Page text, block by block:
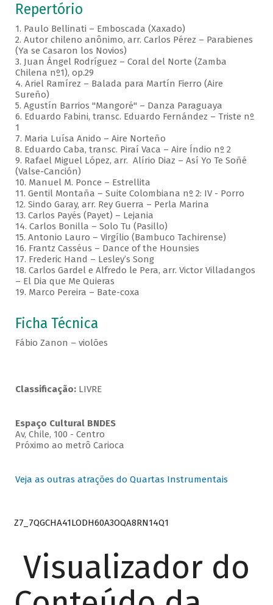
Repertório
1. Paulo Bellinati – Emboscada (Xaxado)
2. Autor chileno anônimo, arr. Carlos Pérez – Parabienes
(Ya se Casaron los Novios)
3. Juan Ángel Rodríguez – Coral del Norte (Zamba
Chilena nº1), op.29
4. Ariel Ramírez – Balada para Martín Fierro (Aire
Sureño)
5. Agustín Barrios "Mangoré" – Danza Paraguaya
6. Eduardo Fabini, transc. Eduardo Fernández – Triste nº
1
7. Maria Luísa Anido – Aire Norteño
8. Eduardo Caba, transc. Piraí Vaca – Aire Índio nº 2
9. Rafael Miguel López, arr. Alírio Diaz – Así Yo Te Soñé
(Valse-Canción)
10. Manuel M. Ponce – Estrellita
11. Gentil Montaña – Suite Colombiana nº 2: IV - Porro
12. Sindo Garay, arr. Rey Guerra – Perla Marina
13. Carlos Payés (Payet) – Lejania
14. Carlos Bonilla – Solo Tu (Pasillo)
15. Antonio Lauro – Virgílio (Bambuco Tachirense)
16. Frantz Casséus – Dance of the Hounsies
17. Frederic Hand – Lesley’s Song
18. Carlos Gardel e Alfredo le Pera, arr. Victor Villadangos
– El Dia que Me Quieras
19. Marco Pereira – Bate-coxa
Ficha Técnica
Fábio Zanon – violões
Classificação: LIVRE
Espaço Cultural BNDES
Av, Chile, 100 - Centro
Próximo ao metrô Carioca
Veja as outras atrações do Quartas Instrumentais
Z7_7QGCHA41LODH60A3OQA8RN14Q1
Visualizador do